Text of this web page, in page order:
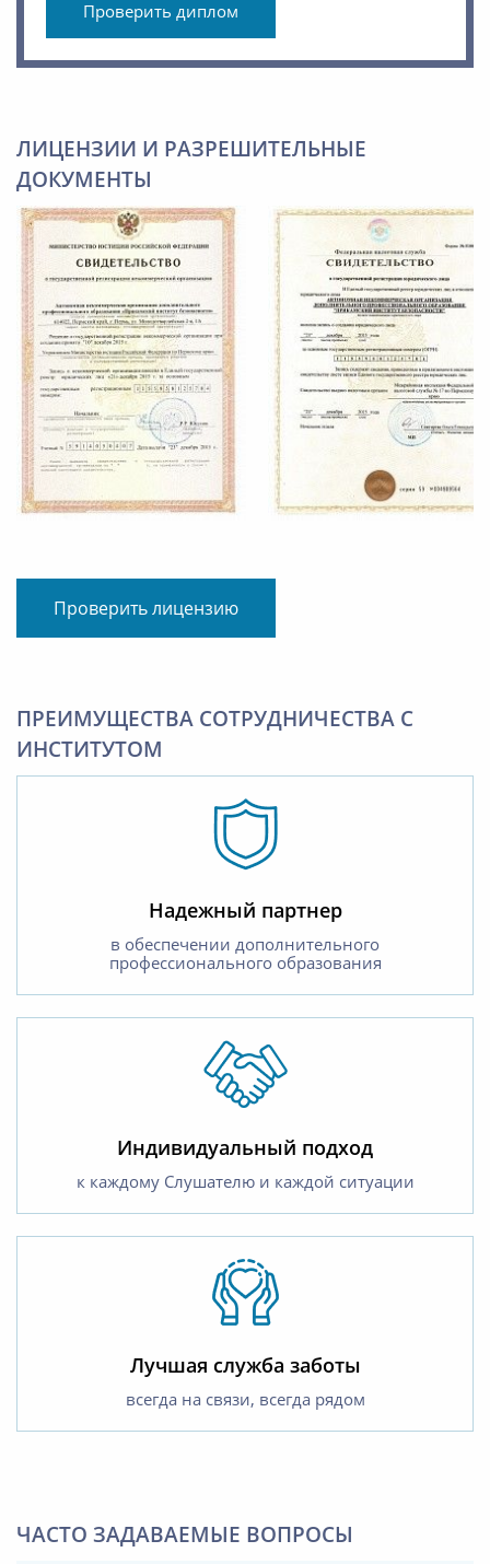
Проверить диплом
ЛИЦЕНЗИИ И РАЗРЕШИТЕЛЬНЫЕ
ДОКУМЕНТЫ
Проверить лицензию
ПРЕИМУЩЕСТВА СОТРУДНИЧЕСТВА С
ИНСТИТУТОМ
Надежный партнер
в обеспечении дополнительного
профессионального образования
Индивидуальный подход
к каждому Слушателю и каждой ситуации
Лучшая служба заботы
всегда на связи, всегда рядом
ЧАСТО ЗАДАВАЕМЫЕ ВОПРОСЫ